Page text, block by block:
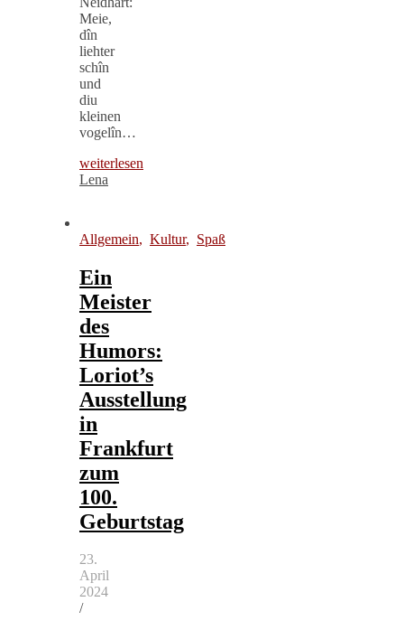
Meie,
dîn
liehter
schîn
und
diu
kleinen
vogelîn…
weiterlesen
Lena
Allgemein, Kultur, Spaß
Ein
Meister
des
Humors:
Loriot’s
Ausstellung
in
Frankfurt
zum
100.
Geburtstag
23.
April
2024
/